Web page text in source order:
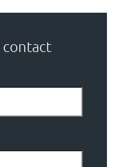
contact